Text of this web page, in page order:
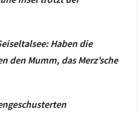
Haben die
den Mumm, das Merz’sche